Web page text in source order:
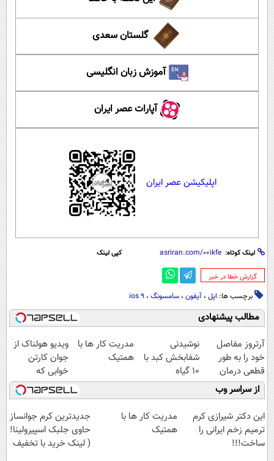
گلستان سعدی
آموزش زبان انگلیسی
آپارات عصر ایران
اپلیکیشن عصر ایران
لینک کوتاه: کپی لینک
‌گزارش خطا در خبر
برچسب ها: اپل ، آیفون ، سامسونگ ، ios 9
مطالب پیشنهادی
آرتروز مفاصل
خود را به طور
قطعی درمان
کنید!
◗پرسش‌نامه◖
نوشیدنی
شفابخش کبد با
10 گیاه
موثر(تخفیف تا
امشب)
مدریت کار ها با
همتیک
ویدیو هولناک از
جوان کارتن
خوابی که
میلیاردر شد.
آموزش رایگان
از سراسر وب
این دکتر شیرازی کرم
ترمیم زخم ایرانی را
ساخت!!!
مدریت کار ها با
همتیک
جدیدترین کرم جوانساز
حاوی جلبک اسپیرولینا!
( لینک خرید با تخفیف